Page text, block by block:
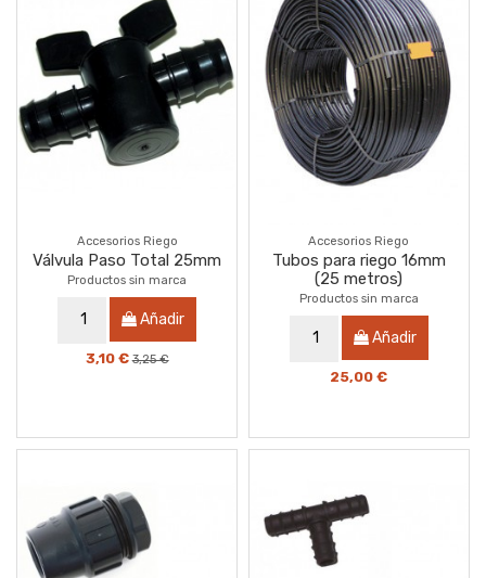
Accesorios Riego
Válvula Paso Total 25mm
Productos sin marca
Añadir
3,10 €3,25 €
Accesorios Riego
Tubos para riego 16mm
(25 metros)
Productos sin marca
Añadir
25,00 €